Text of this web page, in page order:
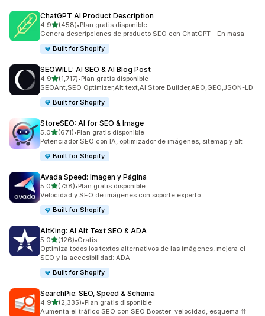
ChatGPT AI Product Description
4.9de 5 estrellas
(458)
458 reseñas en total
•Plan gratis disponible
Genera descripciones de producto SEO con ChatGPT - En masa
Built for Shopify
SEOWILL: AI SEO & AI Blog Post
4.9de 5 estrellas
(1,717)
1717 reseñas en total
•Plan gratis disponible
SEOAnt,SEO Optimizer,Alt text,AI Store Builder,AEO,GEO,JSON-LD
Built for Shopify
StoreSEO: AI for SEO & Image
5.0de 5 estrellas
(671)
671 reseñas en total
•Plan gratis disponible
Potenciador SEO con IA, optimizador de imágenes, sitemap y alt
Built for Shopify
Avada Speed: Imagen y Página
5.0de 5 estrellas
(738)
738 reseñas en total
•Plan gratis disponible
Velocidad y SEO de imágenes con soporte experto
Built for Shopify
AltKing: AI Alt Text SEO & ADA
5.0de 5 estrellas
(126)
126 reseñas en total
•Gratis
Optimiza todos los textos alternativos de las imágenes, mejora el
SEO y la accesibilidad: ADA
Built for Shopify
SearchPie: SEO, Speed & Schema
4.9de 5 estrellas
(2,335)
2335 reseñas en total
•Plan gratis disponible
Aumenta el tráfico SEO con SEO Booster: velocidad, esquema ⇈